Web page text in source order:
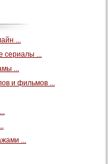
...
сериалы ...
...
и фильмов ...
...